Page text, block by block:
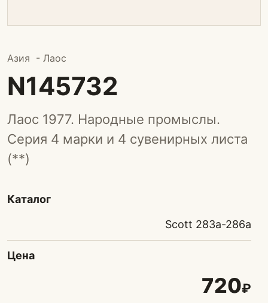
Азия - Лаос
N145732
Лаос 1977. Народные промыслы.
Серия 4 марки и 4 сувенирных листа
(**)
Каталог
Scott 283а-286а
Цена
720₽